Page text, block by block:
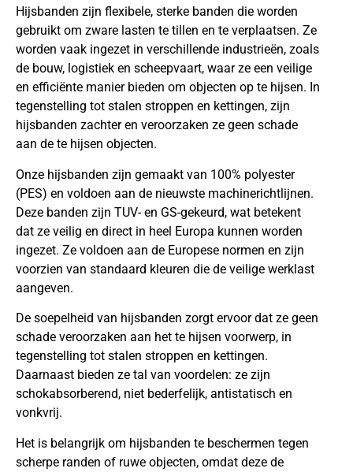
Hijsbanden zijn flexibele, sterke banden die worden
gebruikt om zware lasten te tillen en te verplaatsen. Ze
worden vaak ingezet in verschillende industrieën, zoals
de bouw, logistiek en scheepvaart, waar ze een veilige
en efficiënte manier bieden om objecten op te hijsen. In
tegenstelling tot stalen stroppen en kettingen, zijn
hijsbanden zachter en veroorzaken ze geen schade
aan de te hijsen objecten.
Onze hijsbanden zijn gemaakt van 100% polyester
(PES) en voldoen aan de nieuwste machinerichtlijnen.
Deze banden zijn TUV- en GS-gekeurd, wat betekent
dat ze veilig en direct in heel Europa kunnen worden
ingezet. Ze voldoen aan de Europese normen en zijn
voorzien van standaard kleuren die de veilige werklast
aangeven.
De soepelheid van hijsbanden zorgt ervoor dat ze geen
schade veroorzaken aan het te hijsen voorwerp, in
tegenstelling tot stalen stroppen en kettingen.
Daarnaast bieden ze tal van voordelen: ze zijn
schokabsorberend, niet bederfelijk, antistatisch en
vonkvrij.
Het is belangrijk om hijsbanden te beschermen tegen
scherpe randen of ruwe objecten, omdat deze de